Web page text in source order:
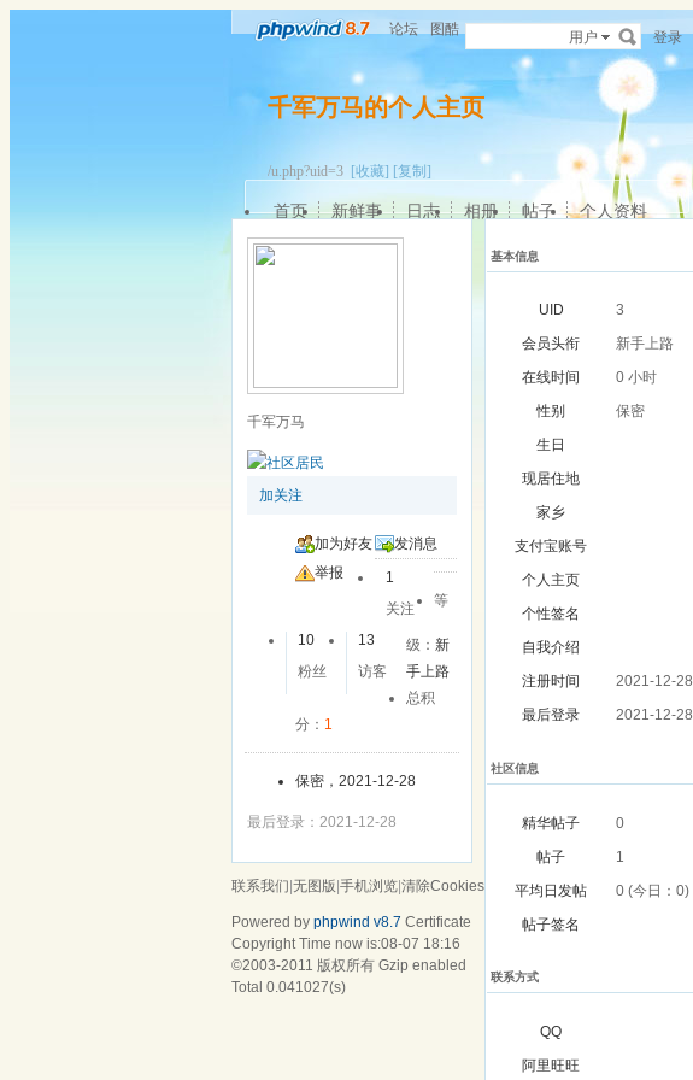
论坛 图酷 用户 登录
千军万马的个人主页
/u.php?uid=3 [收藏] [复制]
首页 新鲜事 日志 相册 帖子 个人资料
千军万马
加关注
加为好友
发消息
举报
1
关注
10
粉丝
13
访客
等
级：新
手上路
总积
分： 1
保密，2021-12-28
最后登录：2021-12-28
基本信息
UID
3
会员头衔
新手上路
在线时间
0 小时
性别
保密
生日
现居住地
家乡
支付宝账号
个人主页
个性签名
自我介绍
注册时间
2021-12-28
最后登录
2021-12-28
社区信息
精华帖子
0
帖子
1
平均日发帖
0 (今日：0)
帖子签名
联系方式
QQ
阿里旺旺
联系我们 无图版 手机浏览 清除Cookies
Powered by phpwind v8.7 Certificate
Copyright Time now is:08-07 18:16
©2003-2011 版权所有 Gzip enabled
Total 0.041027(s)